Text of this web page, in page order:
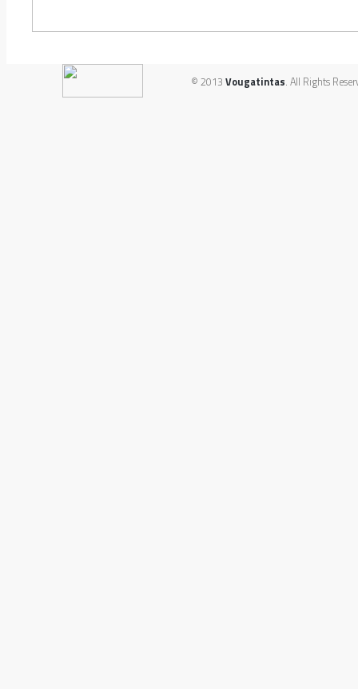
© 2013 Vougatintas. All Rights